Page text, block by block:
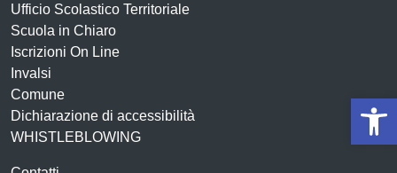
Ufficio Scolastico Territoriale
Scuola in Chiaro
Iscrizioni On Line
Invalsi
Comune
Dichiarazione di accessibilità
WHISTLEBLOWING